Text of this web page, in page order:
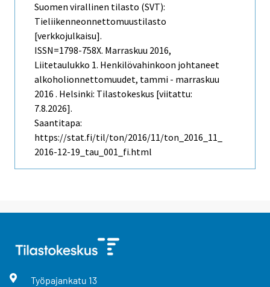
Suomen virallinen tilasto (SVT):
Tieliikenneonnettomuustilasto
[verkkojulkaisu].
ISSN=1798-758X. Marraskuu 2016,
Liitetaulukko 1. Henkilövahinkoon johtaneet
alkoholionnettomuudet, tammi - marraskuu
2016 . Helsinki: Tilastokeskus [viitattu:
7.8.2026].
Saantitapa:
https://stat.fi/til/ton/2016/11/ton_2016_11_
2016-12-19_tau_001_fi.html
Työpajankatu 13